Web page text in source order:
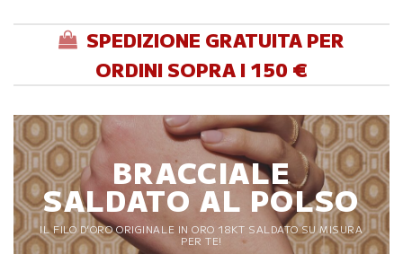
SPEDIZIONE GRATUITA PER
ORDINI SOPRA I 150 €
BRACCIALE
SALDATO AL POLSO
IL FILO D’ORO ORIGINALE IN ORO 18KT SALDATO SU MISURA
PER TE!